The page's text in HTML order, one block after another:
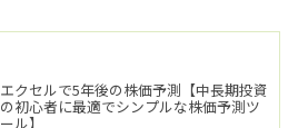
エクセルで5年後の株価予測【中長期投資
の初心者に最適でシンプルな株価予測ツ
ール】